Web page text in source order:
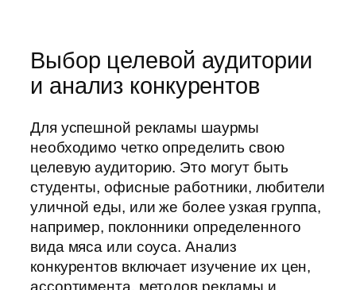
Выбор целевой аудитории
и анализ конкурентов
Для успешной рекламы шаурмы
необходимо четко определить свою
целевую аудиторию. Это могут быть
студенты, офисные работники, любители
уличной еды, или же более узкая группа,
например, поклонники определенного
вида мяса или соуса. Анализ
конкурентов включает изучение их цен,
ассортимента, методов рекламы и